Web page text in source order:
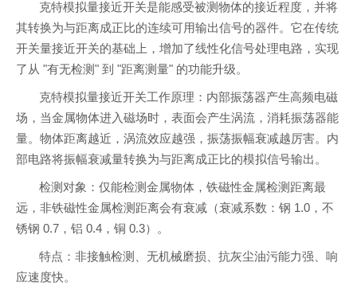
克特模拟量接近开关是能感受被测物体的接近程度，并将
其转换为与距离成正比的连续可用输出信号的器件。它在传统
开关量接近开关的基础上，增加了线性化信号处理电路，实现
了从 "有无检测" 到 "距离测量" 的功能升级。
克特模拟量接近开关工作原理：内部振荡器产生高频电磁
场，当金属物体进入磁场时，表面会产生涡流，消耗振荡器能
量。物体距离越近，涡流效应越强，振荡振幅衰减越厉害。内
部电路将振幅衰减量转换为与距离成正比的模拟信号输出。
检测对象：仅能检测金属物体，铁磁性金属检测距离最
远，非铁磁性金属检测距离会有衰减（衰减系数：钢 1.0，不
锈钢 0.7，铝 0.4，铜 0.3）。
特点：非接触检测、无机械磨损、抗灰尘油污能力强、响
应速度快。